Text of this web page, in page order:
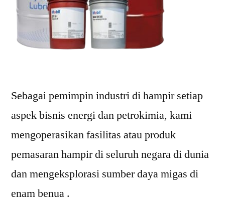
Sebagai pemimpin industri di hampir setiap
aspek bisnis energi dan petrokimia, kami
mengoperasikan fasilitas atau produk
pemasaran hampir di seluruh negara di dunia
dan mengeksplorasi sumber daya migas di
enam benua .